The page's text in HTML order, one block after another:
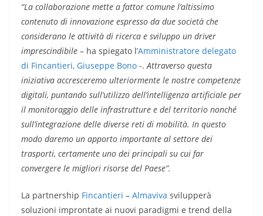
“La collaborazione mette a fattor comune l’altissimo
contenuto di innovazione espresso da due società che
considerano le attività di ricerca e sviluppo un driver
imprescindibile – ha spiegato l’Amministratore delegato
di Fincantieri, Giuseppe Bono -.Attraverso questa
iniziativa accresceremo ulteriormente le nostre competenze
digitali, puntando sull’utilizzo dell’intelligenza artificiale per
il monitoraggio delle infrastrutture e del territorio nonché
sull’integrazione delle diverse reti di mobilità. In questo
modo daremo un apporto importante al settore dei
trasporti, certamente uno dei principali su cui far
convergere le migliori risorse del Paese”.
La partnership Fincantieri – Almaviva svilupperà
soluzioni improntate ai nuovi paradigmi e trend della